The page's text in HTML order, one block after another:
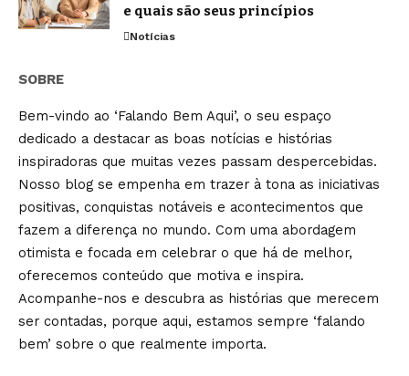
e quais são seus princípios
Notícias
SOBRE
Bem-vindo ao ‘Falando Bem Aqui’, o seu espaço
dedicado a destacar as boas notícias e histórias
inspiradoras que muitas vezes passam despercebidas.
Nosso blog se empenha em trazer à tona as iniciativas
positivas, conquistas notáveis e acontecimentos que
fazem a diferença no mundo. Com uma abordagem
otimista e focada em celebrar o que há de melhor,
oferecemos conteúdo que motiva e inspira.
Acompanhe-nos e descubra as histórias que merecem
ser contadas, porque aqui, estamos sempre ‘falando
bem’ sobre o que realmente importa.